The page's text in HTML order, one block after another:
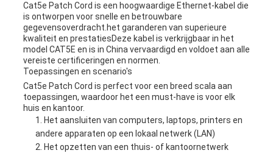
Cat5e Patch Cord is een hoogwaardige Ethernet-kabel die
is ontworpen voor snelle en betrouwbare
gegevensoverdracht.het garanderen van superieure
kwaliteit en prestatiesDeze kabel is verkrijgbaar in het
model CAT5E en is in China vervaardigd en voldoet aan alle
vereiste certificeringen en normen.
Toepassingen en scenario's
Cat5e Patch Cord is perfect voor een breed scala aan
toepassingen, waardoor het een must-have is voor elk
huis en kantoor.
Het aansluiten van computers, laptops, printers en
andere apparaten op een lokaal netwerk (LAN)
Het opzetten van een thuis- of kantoornetwerk